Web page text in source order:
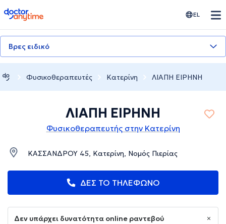
doctoranytime EL
Βρες ειδικό
Φυσικοθεραπευτές Κατερίνη ΛΙΑΠΗ ΕΙΡΗΝΗ
ΛΙΑΠΗ ΕΙΡΗΝΗ
Φυσικοθεραπευτής στην Κατερίνη
ΚΑΣΣΑΝΔΡΟΥ 45, Κατερίνη, Νομός Πιερίας
ΔΕΣ ΤΟ ΤΗΛΕΦΩΝΟ
Δεν υπάρχει δυνατότητα online ραντεβού